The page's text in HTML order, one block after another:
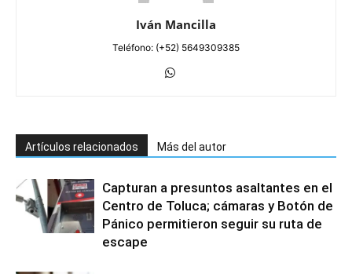
Iván Mancilla
Teléfono: (+52) 5649309385
Artículos relacionados Más del autor
Capturan a presuntos asaltantes en el
Centro de Toluca; cámaras y Botón de
Pánico permitieron seguir su ruta de
escape